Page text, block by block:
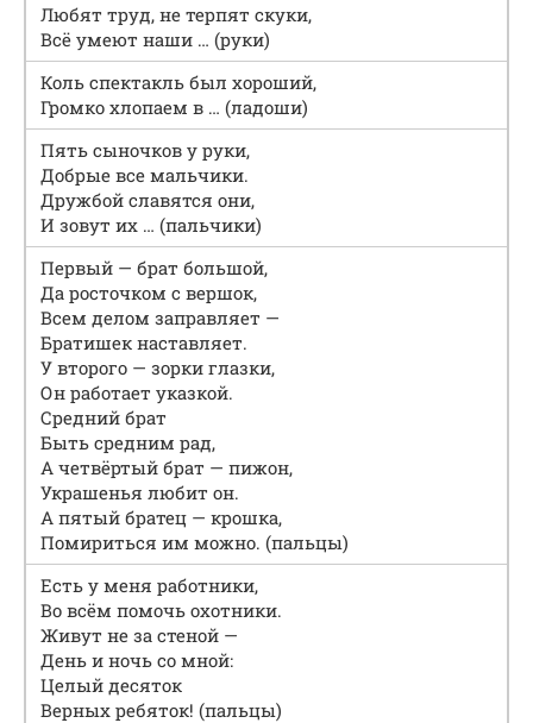
Любят труд, не терпят скуки,
Всё умеют наши … (руки)
Коль спектакль был хороший,
Громко хлопаем в … (ладоши)
Пять сыночков у руки,
Добрые все мальчики.
Дружбой славятся они,
И зовут их … (пальчики)
Первый — брат большой,
Да росточком с вершок,
Всем делом заправляет —
Братишек наставляет.
У второго — зорки глазки,
Он работает указкой.
Средний брат
Быть средним рад,
А четвёртый брат — пижон,
Украшенья любит он.
А пятый братец — крошка,
Помириться им можно. (пальцы)
Есть у меня работники,
Во всём помочь охотники.
Живут не за стеной —
День и ночь со мной:
Целый десяток
Верных ребяток! (пальцы)